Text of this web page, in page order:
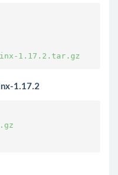
1.17.2.tar.gz
1.17.2